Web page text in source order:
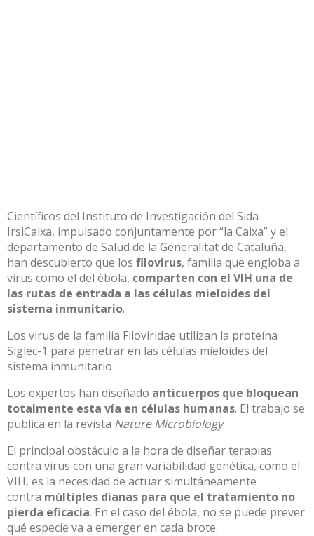
Científicos del Instituto de Investigación del Sida
IrsiCaixa, impulsado conjuntamente por “la Caixa” y el
departamento de Salud de la Generalitat de Cataluña,
han descubierto que los filovirus, familia que engloba a
virus como el del ébola, comparten con el VIH una de
las rutas de entrada a las células mieloides del
sistema inmunitario.
Los virus de la familia Filoviridae utilizan la proteína
Siglec-1 para penetrar en las células mieloides del
sistema inmunitario
Los expertos han diseñado anticuerpos que bloquean
totalmente esta vía en células humanas. El trabajo se
publica en la revista Nature Microbiology.
El principal obstáculo a la hora de diseñar terapias
contra virus con una gran variabilidad genética, como el
VIH, es la necesidad de actuar simultáneamente
contra múltiples dianas para que el tratamiento no
pierda eficacia. En el caso del ébola, no se puede prever
qué especie va a emerger en cada brote.